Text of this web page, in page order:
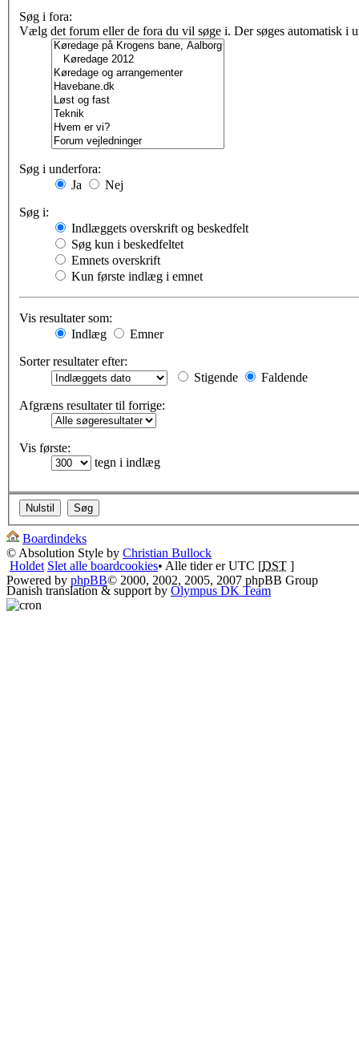
Søg i fora:
Vælg det forum eller de fora du vil søge i. Der søges automatisk i
Søg i underfora:
Ja
Nej
Søg i:
Indlæggets overskrift og beskedfelt
Søg kun i beskedfeltet
Emnets overskrift
Kun første indlæg i emnet
Vis resultater som:
Indlæg
Emner
Sorter resultater efter:
Stigende
Faldende
Afgræns resultater til forrige:
Vis første:
tegn i indlæg
Boardindeks
© Absolution Style by Christian Bullock
Holdet Slet alle boardcookies• Alle tider er UTC [DST ]
Powered by phpBB© 2000, 2002, 2005, 2007 phpBB Group
Danish translation & support by Olympus DK Team